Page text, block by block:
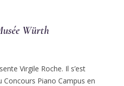
Würth
Virgile Roche. Il s’est
Piano Campus en